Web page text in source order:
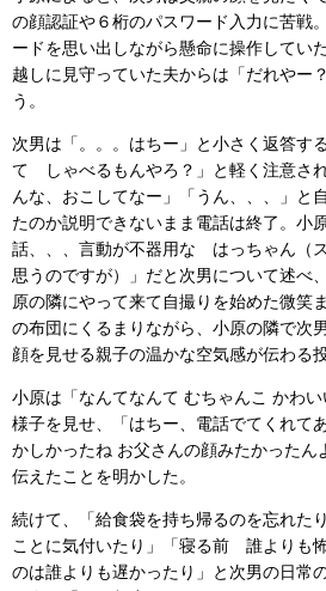
の顔認証や６桁のパスワード入力に苦戦
ードを思い出しながら懸命に操作してい
越しに見守っていた夫からは「だれやー
う。
次男は「。。。はちー」と小さく返答す
て しゃべるもんやろ？」と軽く注意さ
んな、おこしてなー」「うん、、、」と
たのか説明できないまま電話は終了。小
話、、、言動が不器用な はっちゃん（
思うのですが）」だと次男について述べ
原の隣にやって来て自撮りを始めた微笑
の布団にくるまりながら、小原の隣で次
顔を見せる親子の温かな空気感が伝わる
小原は「なんてなんて むちゃんこ かわ
様子を見せ、「はちー、電話でてくれて
かしかったね お父さんの顔みたかったん
伝えたことを明かした。
続けて、「給食袋を持ち帰るのを忘れた
ことに気付いたり」「寝る前 誰よりも
のは誰よりも遅かったり」と次男の日常